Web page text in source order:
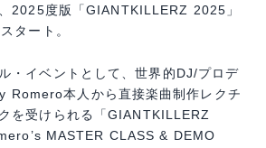
2025度版「GIANTKILLERZ 2025」
タート。
・イベントとして、世界的DJ/プロデ
Romero本人から直接楽曲制作レクチ
を受けられる「GIANTKILLERZ
MASTER CLASS & DEMO